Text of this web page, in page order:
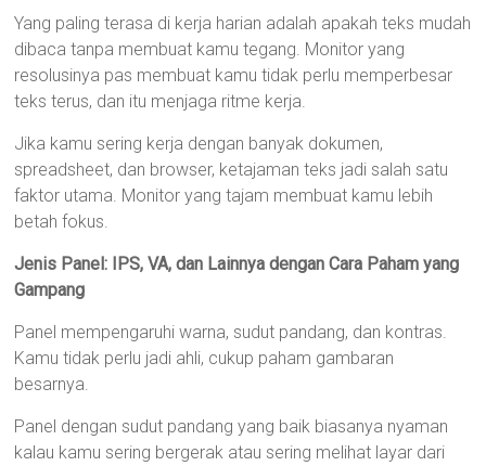
Yang paling terasa di kerja harian adalah apakah teks mudah
dibaca tanpa membuat kamu tegang. Monitor yang
resolusinya pas membuat kamu tidak perlu memperbesar
teks terus, dan itu menjaga ritme kerja.
Jika kamu sering kerja dengan banyak dokumen,
spreadsheet, dan browser, ketajaman teks jadi salah satu
faktor utama. Monitor yang tajam membuat kamu lebih
betah fokus.
Jenis Panel: IPS, VA, dan Lainnya dengan Cara Paham yang
Gampang
Panel mempengaruhi warna, sudut pandang, dan kontras.
Kamu tidak perlu jadi ahli, cukup paham gambaran
besarnya.
Panel dengan sudut pandang yang baik biasanya nyaman
kalau kamu sering bergerak atau sering melihat layar dari